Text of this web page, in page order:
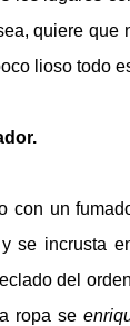
quiere que
lioso todo
con un
se incrusta
del
ropa se